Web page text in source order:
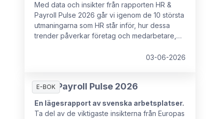
Med data och insikter från rapporten HR &
Payroll Pulse 2026 går vi igenom de 10 största
utmaningarna som HR står inför, hur dessa
trender påverkar företag och medarbetare,
ha det strategiska inflytande som krävs för att
03-06-2026
E-BOK
HR & Payroll Pulse 2026
En lägesrapport av svenska arbetsplatser.
Ta del av de viktigaste insikterna från Europas